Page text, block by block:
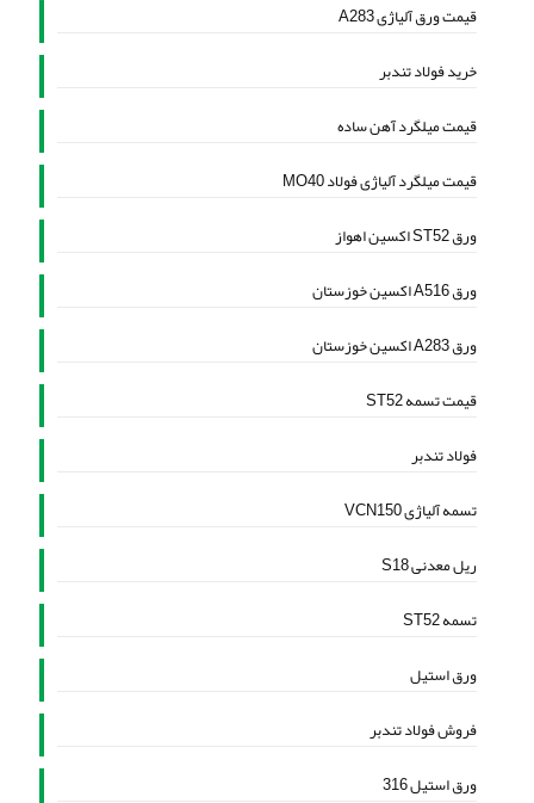
قیمت ورق آلیاژی A283
خرید فولاد تندبر
قیمت میلگرد آهن ساده
قیمت میلگرد آلیاژی فولاد MO40
ورق ST52 اکسین اهواز
ورق A516 اکسین خوزستان
ورق A283 اکسین خوزستان
قیمت تسمه ST52
فولاد تندبر
تسمه آلیاژی VCN150
ریل معدنی S18
تسمه ST52
ورق استیل
فروش فولاد تندبر
ورق استیل 316